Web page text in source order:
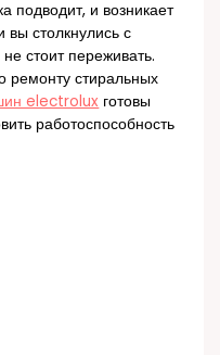
подводит, и возникает
вы столкнулись с
стоит переживать.
ремонту стиральных
electrolux готовы
работоспособность